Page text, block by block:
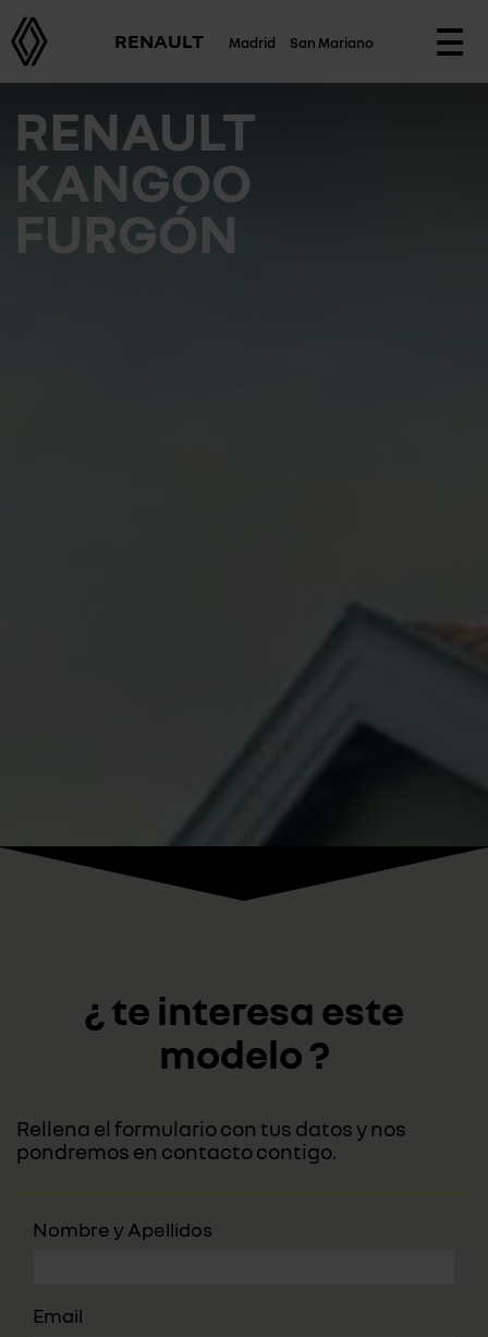
RENAULT Madrid San Mariano
RENAULT
KANGOO
FURGÓN
¿ te interesa este
modelo ?
Rellena el formulario con tus datos y nos
pondremos en contacto contigo.
Nombre y Apellidos
Email